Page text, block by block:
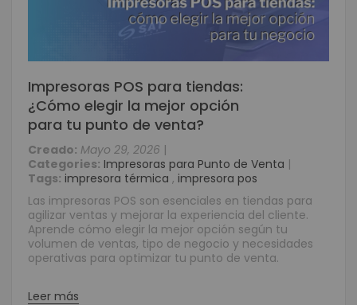
Impresoras POS para tiendas:
¿Cómo elegir la mejor opción
para tu punto de venta?
Creado: Mayo 29, 2026 |
Categories: Impresoras para Punto de Venta |
Tags: impresora térmica , impresora pos
Las impresoras POS son esenciales en tiendas para
agilizar ventas y mejorar la experiencia del cliente.
Aprende cómo elegir la mejor opción según tu
volumen de ventas, tipo de negocio y necesidades
operativas para optimizar tu punto de venta.
Leer más